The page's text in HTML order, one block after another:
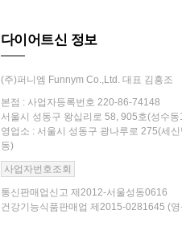
다이어트신 정보
(주)퍼니엠 Funnym Co.,Ltd. 대표 김흥조
본점 : 사업자등록번호 220-86-74148
서울시 성동구 왕십리로 58, 905호(성수
영업소 : 서울시 성동구 광나루로 275(세
동)
사업자번호조회
통신판매업신고 제2012-서울성동0616
건강기능식품판매업 제2015-0281645 (영